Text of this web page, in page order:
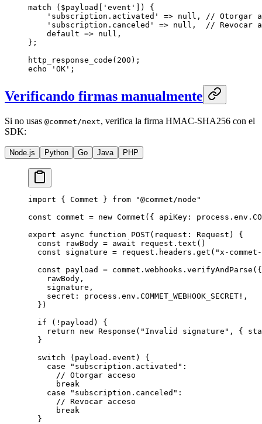
match ($payload[ 'event'
]) {
    'subscription.activated'
=> null , // Otorgar
    'subscription.canceled'
=> null , // Revocar
    default
=> null ,
};
http_response_code ( 200 );
echo 'OK' ;
Verificando firmas manualmente
Si no usas @commet/next, verifica la firma HMAC-SHA256 con el
SDK:
Node.js Python Go Java PHP
import { Commet } from "@commet/node"
const commet = new Commet ({ apiKey: process.env.
export async function POST( request : Request ) {
  const
rawBody = await request. text ()
  const
signature = request.headers. get ( "x-
  const
payload = commet.webhooks. verifyAndParse ({
    rawBody,
    signature,
    secret: process.env.
COMMET_WEBHOOK_SECRET ! ,
  })
  if
( ! payload) {
    return
new Response ( "Invalid signature" , {
  }
  switch
(payload.event) {
    case
"subscription.activated" :
      // Otorgar acceso
      break
    case
"subscription.canceled" :
      // Revocar acceso
      break
  }